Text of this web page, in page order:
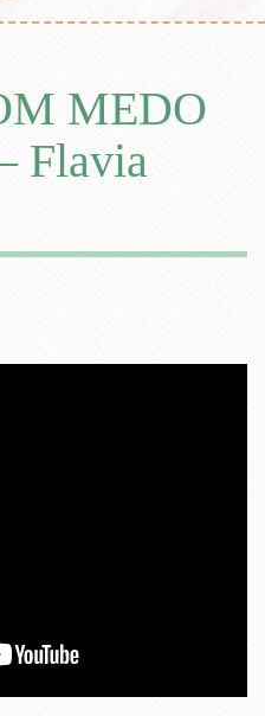
MEDO
Flavia